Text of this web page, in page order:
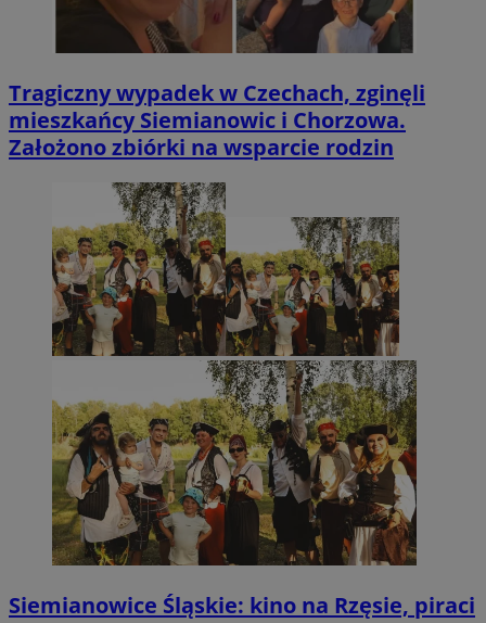
Tragiczny wypadek w Czechach, zginęli
mieszkańcy Siemianowic i Chorzowa.
Założono zbiórki na wsparcie rodzin
Siemianowice Śląskie: kino na Rzęsie, piraci